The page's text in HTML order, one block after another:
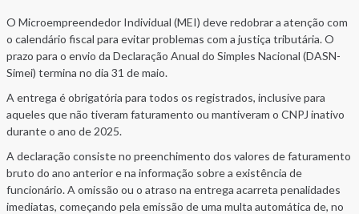
O Microempreendedor Individual (MEI) deve redobrar a atenção com
o calendário fiscal para evitar problemas com a justiça tributária. O
prazo para o envio da Declaração Anual do Simples Nacional (DASN-
Simei) termina no dia 31 de maio.
A entrega é obrigatória para todos os registrados, inclusive para
aqueles que não tiveram faturamento ou mantiveram o CNPJ inativo
durante o ano de 2025.
A declaração consiste no preenchimento dos valores de faturamento
bruto do ano anterior e na informação sobre a existência de
funcionário. A omissão ou o atraso na entrega acarreta penalidades
imediatas, começando pela emissão de uma multa automática de, no